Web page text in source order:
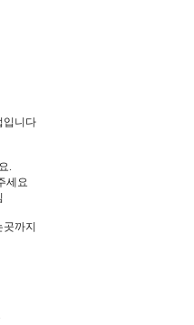
입니다
.
세요
곳까지